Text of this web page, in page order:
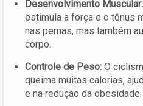
Desenvolvimento Muscular:
estimula a força e o tônus
nas pernas, mas também
corpo.
Controle de Peso: O
queima muitas calorias,
e na redução da obesidade.